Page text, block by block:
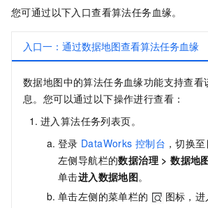
您可通过以下入口查看算法任务血缘。
入口一：通过数据地图查看算法任务血缘
数据地图中的算法任务血缘功能支持查看
息。您可以通过以下操作进行查看：
进入算法任务列表页。
登录 DataWorks 控制台 ，切换
左侧导航栏的数据治理 >数据地
单击进入数据地图。
单击左侧的菜单栏的
图标，进